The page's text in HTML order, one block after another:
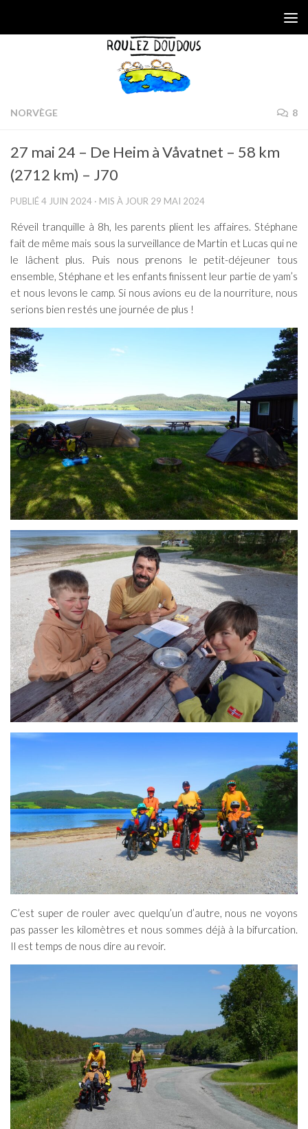
NORVÈGE 8
27 mai 24 – De Heim à Våvatnet – 58 km
(2712 km) – J70
PUBLIÉ4 JUIN 2024 · MIS À JOUR 29 MAI 2024
Réveil tranquille à 8h, les parents plient les affaires. Stéphane
fait de même mais sous la surveillance de Martin et Lucas qui ne
le lâchent plus. Puis nous prenons le petit-déjeuner tous
ensemble, Stéphane et les enfants finissent leur partie de yam’s
et nous levons le camp. Si nous avions eu de la nourriture, nous
serions bien restés une journée de plus !
C’est super de rouler avec quelqu’un d’autre, nous ne voyons
pas passer les kilomètres et nous sommes déjà à la bifurcation.
Il est temps de nous dire au revoir.